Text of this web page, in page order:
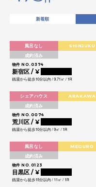
新着順
風呂なし
SHINJUKU
成約済み
物件 NO.0374
新宿区 / ¥
銭湯から徒歩10分以内 / 9.71㎡ / 1R
シェアハウス
ARAKAWA
成約済み
物件 NO.0074
荒川区 / ¥
銭湯から徒歩10分以内 / 9㎡ / 1R
風呂なし
MEGURO
成約済み
物件 NO.0123
目黒区 / ¥
銭湯から徒歩15分以内 / 11㎡ / 1R